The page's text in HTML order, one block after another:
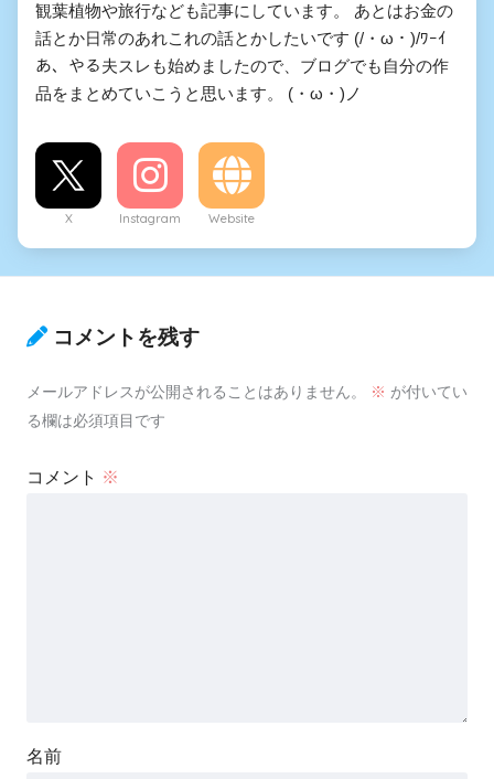
観葉植物や旅行なども記事にしています。 あとはお金の
話とか日常のあれこれの話とかしたいです (/・ω・)/ﾜｰｲ
あ、やる夫スレも始めましたので、ブログでも自分の作
品をまとめていこうと思います。 (・ω・)ノ
X Instagram Website
コメントを残す
メールアドレスが公開されることはありません。 ※ が付いてい
る欄は必須項目です
コメント ※
名前